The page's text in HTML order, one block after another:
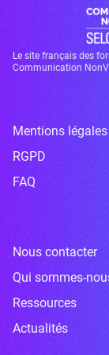
Le site français des
Communication
Mentions légales
RGPD
FAQ
Nous contacter
Qui sommes-
Ressources
Actualités